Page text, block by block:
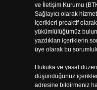
ve İletişim Kurumu
Sağlayıcı olarak
içerikleri proaktif
yükümlülüğümüz
yazdıkları içeriklerin
üye olarak bu
Hukuka ve yasal
düşündüğünüz
adresine bildirmeniz